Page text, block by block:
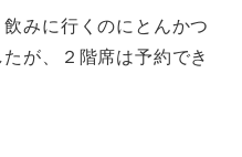
みに行くのにとんかつ
が、２階席は予約でき